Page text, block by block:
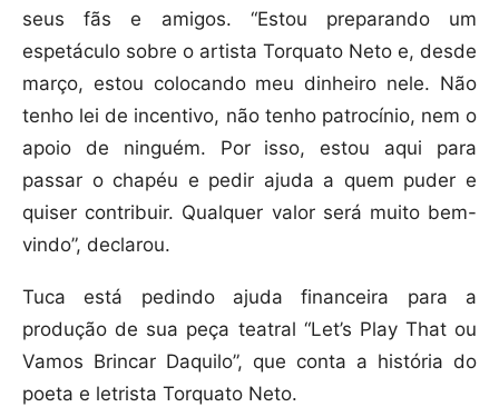
seus fãs e amigos. “Estou preparando um
espetáculo sobre o artista Torquato Neto e, desde
março, estou colocando meu dinheiro nele. Não
tenho lei de incentivo, não tenho patrocínio, nem o
apoio de ninguém. Por isso, estou aqui para
passar o chapéu e pedir ajuda a quem puder e
quiser contribuir. Qualquer valor será muito bem-
vindo”, declarou.
Tuca está pedindo ajuda financeira para a
produção de sua peça teatral “Let’s Play That ou
Vamos Brincar Daquilo”, que conta a história do
poeta e letrista Torquato Neto.